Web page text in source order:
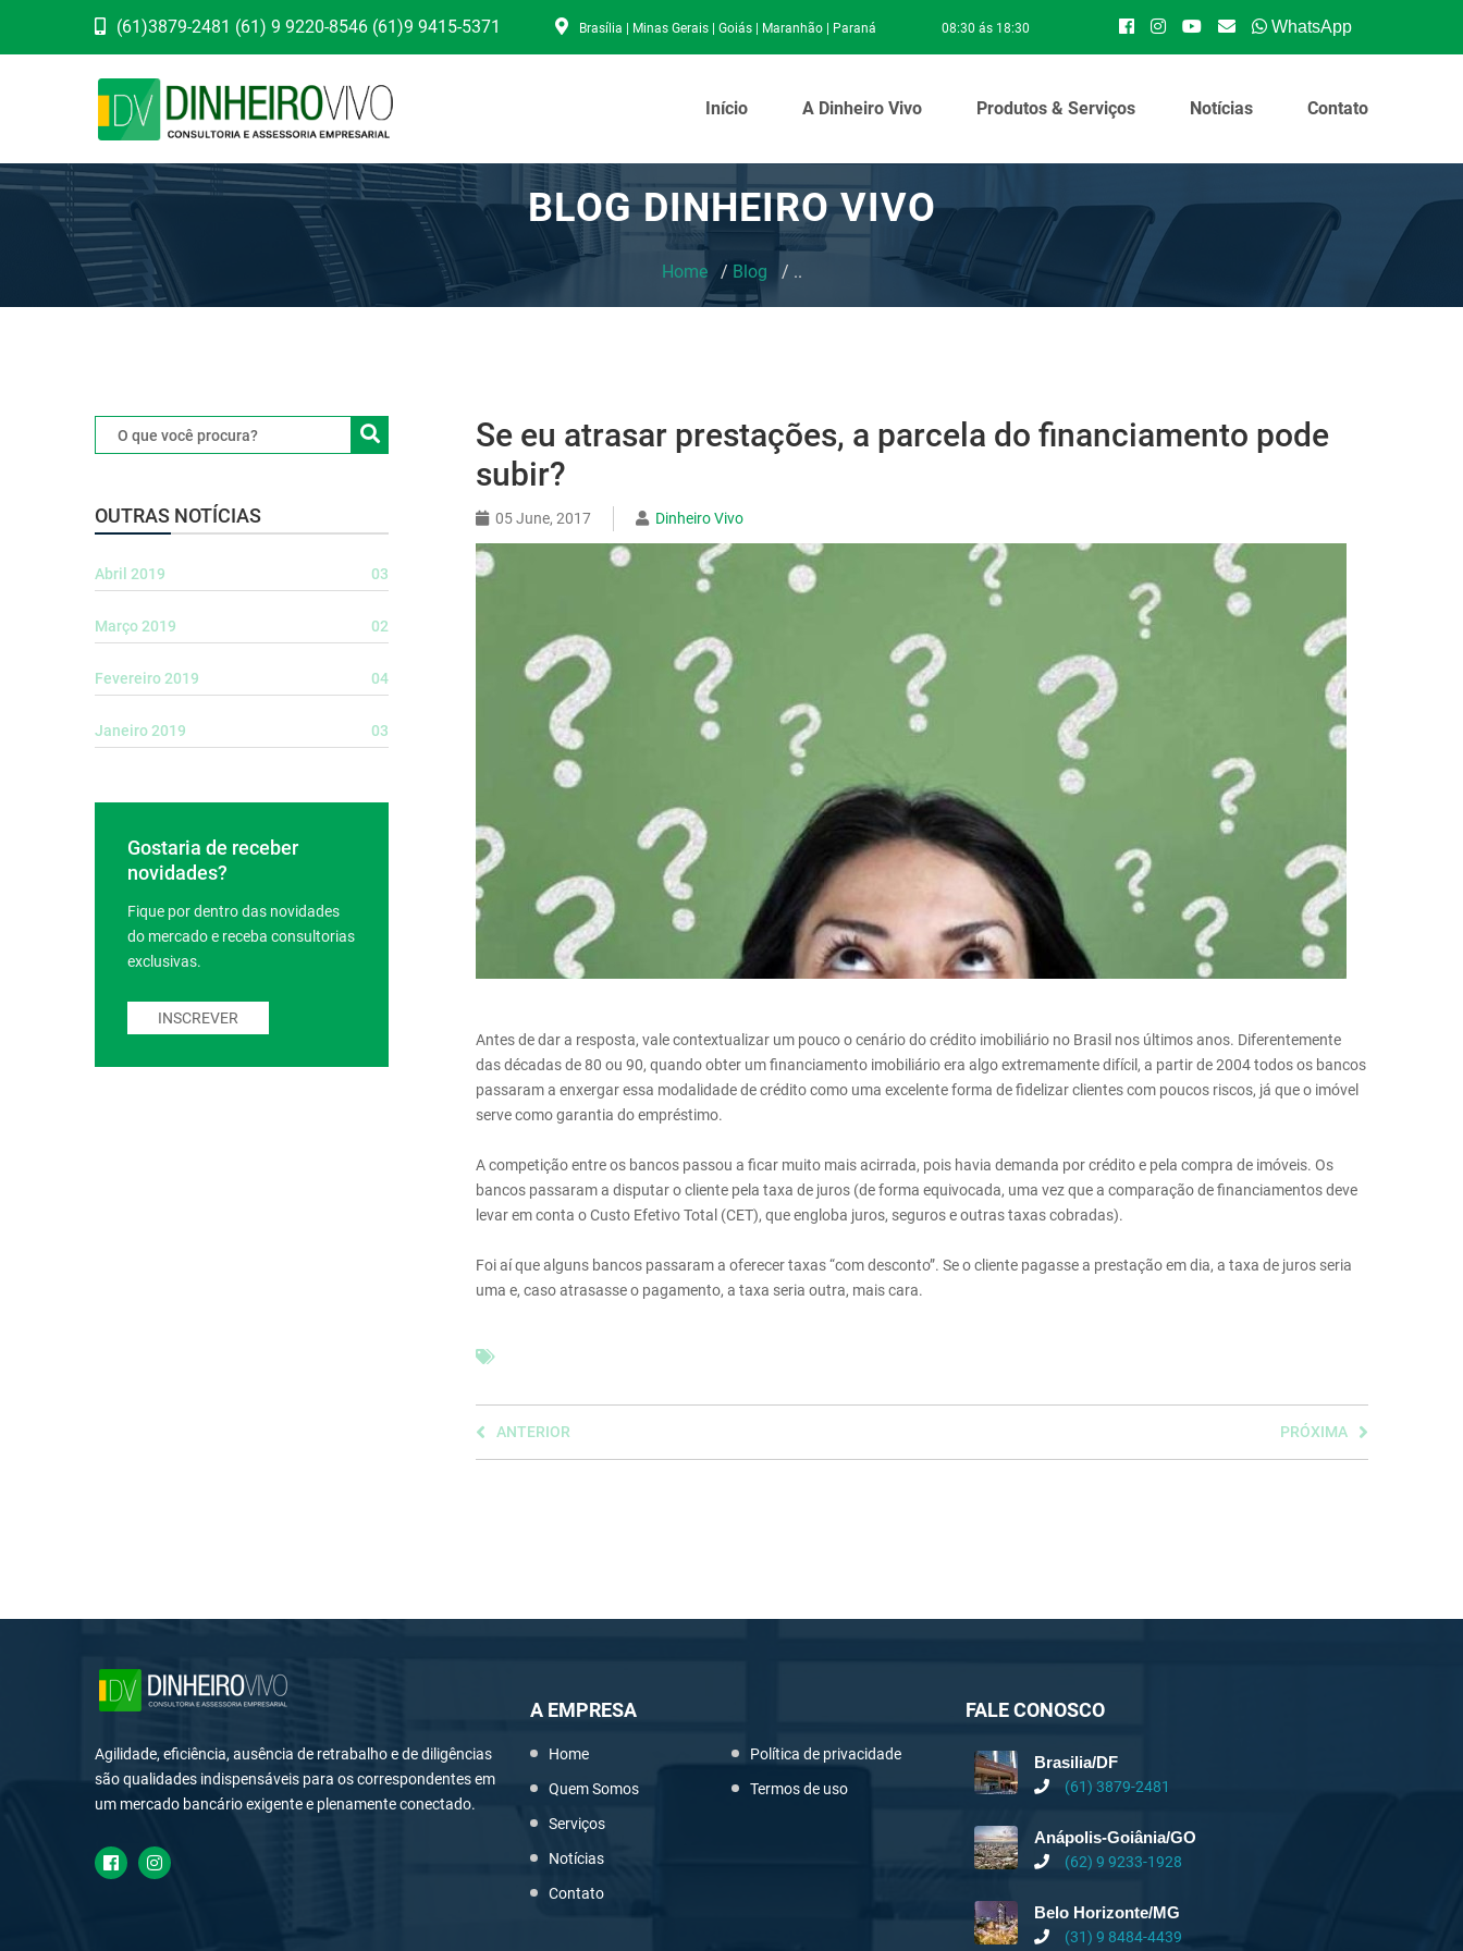
(61)3879-2481 (61) 9 9220-8546 (61)9 9415-5371 Brasília | Minas Gerais | Goiás | Maranhão | Paraná 08:30 ás 18:30 WhatsApp
Início A Dinheiro Vivo Produtos & Serviços Notícias Contato
BLOG DINHEIRO VIVO
Home Blog ..
OUTRAS NOTÍCIAS
Abril 2019 03
Março 2019 02
Fevereiro 2019 04
Janeiro 2019 03
Gostaria de receber
novidades?
Fique por dentro das novidades
do mercado e receba consultorias
exclusivas.
INSCREVER
Se eu atrasar prestações, a parcela do financiamento pode
subir?
05 June, 2017 Dinheiro Vivo
Antes de dar a resposta, vale contextualizar um pouco o cenário do crédito imobiliário no Brasil nos últimos anos. Diferentemente
das décadas de 80 ou 90, quando obter um financiamento imobiliário era algo extremamente difícil, a partir de 2004 todos os bancos
passaram a enxergar essa modalidade de crédito como uma excelente forma de fidelizar clientes com poucos riscos, já que o imóvel
serve como garantia do empréstimo.
A competição entre os bancos passou a ficar muito mais acirrada, pois havia demanda por crédito e pela compra de imóveis. Os
bancos passaram a disputar o cliente pela taxa de juros (de forma equivocada, uma vez que a comparação de financiamentos deve
levar em conta o Custo Efetivo Total (CET), que engloba juros, seguros e outras taxas cobradas).
Foi aí que alguns bancos passaram a oferecer taxas “com desconto”. Se o cliente pagasse a prestação em dia, a taxa de juros seria
uma e, caso atrasasse o pagamento, a taxa seria outra, mais cara.
ANTERIOR PRÓXIMA
Agilidade, eficiência, ausência de retrabalho e de diligências
são qualidades indispensáveis para os correspondentes em
um mercado bancário exigente e plenamente conectado.
A EMPRESA
Home
Quem Somos
Serviços
Notícias
Contato
Política de privacidade
Termos de uso
FALE CONOSCO
Brasilia/DF
(61) 3879-2481
Anápolis-Goiânia/GO
(62) 9 9233-1928
Belo Horizonte/MG
(31) 9 8484-4439